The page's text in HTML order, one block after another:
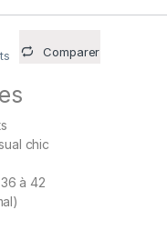
Comparer
chic
36 à 42